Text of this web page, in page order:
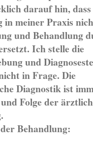
darauf hin, dass
in meiner Praxis
und Behandlung
Ich stelle die
und
in Frage. Die
Diagnostik ist
Folge der
Behandlung: